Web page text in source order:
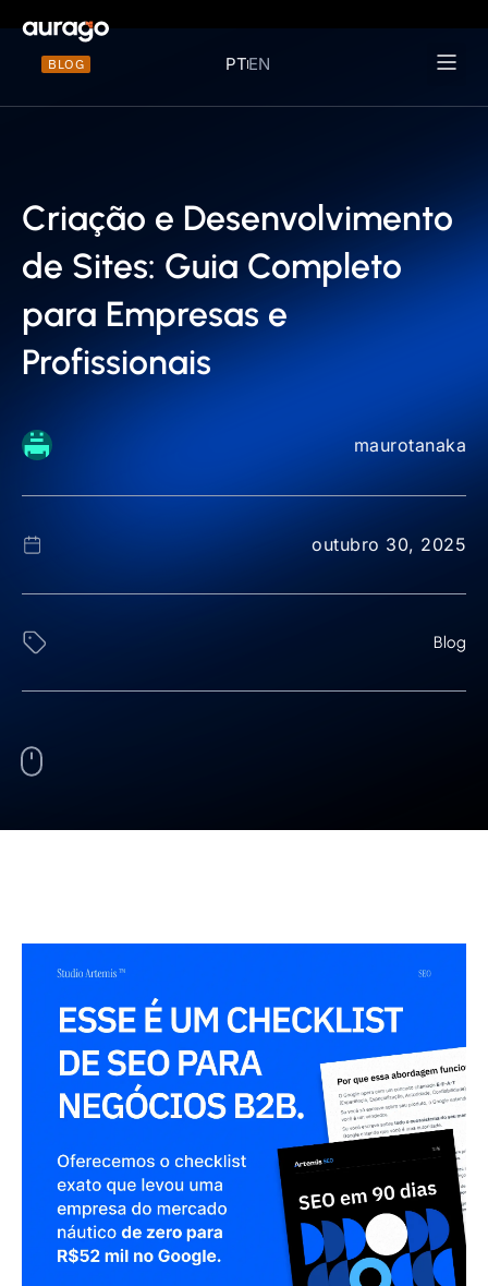
BLOG PTEN
Criação e Desenvolvimento
de Sites: Guia Completo
para Empresas e
Profissionais
maurotanaka
outubro 30, 2025
Blog